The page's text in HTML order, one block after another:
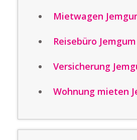
Mietwagen
Reisebüro Jemgum
Versicherung
Wohnung mieten